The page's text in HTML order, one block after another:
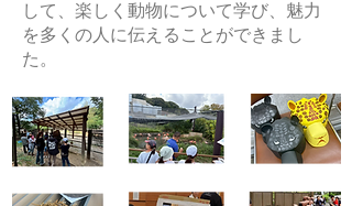
して、楽しく動物について学び、魅力
を多くの人に伝えることができまし
た。